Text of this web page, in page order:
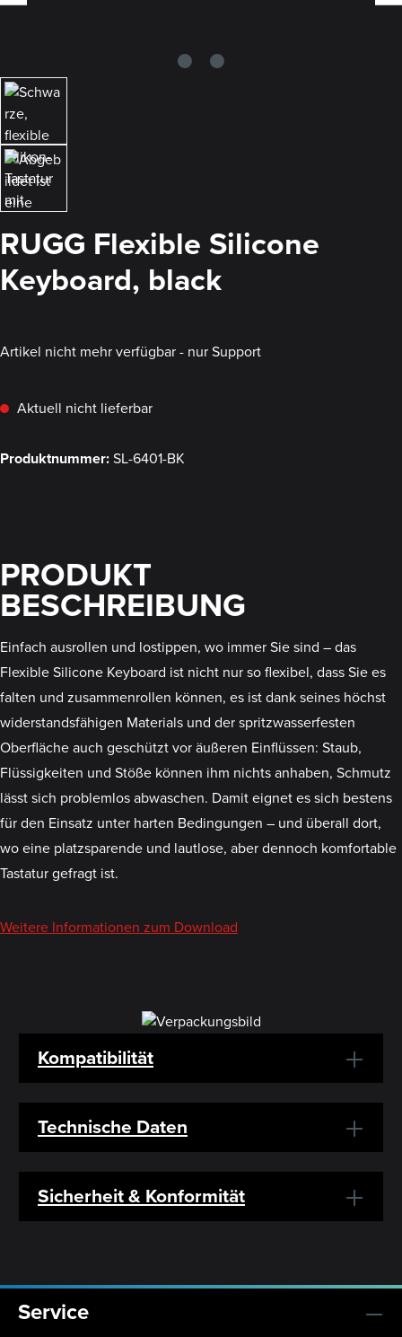
RUGG Flexible Silicone
Keyboard, black
Artikel nicht mehr verfügbar - nur Support
Aktuell nicht lieferbar
Produktnummer:SL-6401-BK
PRODUKT
BESCHREIBUNG
Einfach ausrollen und lostippen, wo immer Sie sind – das
Flexible Silicone Keyboard ist nicht nur so flexibel, dass Sie es
falten und zusammenrollen können, es ist dank seines höchst
widerstandsfähigen Materials und der spritzwasserfesten
Oberfläche auch geschützt vor äußeren Einflüssen: Staub,
Flüssigkeiten und Stöße können ihm nichts anhaben, Schmutz
lässt sich problemlos abwaschen. Damit eignet es sich bestens
für den Einsatz unter harten Bedingungen – und überall dort,
wo eine platzsparende und lautlose, aber dennoch komfortable
Tastatur gefragt ist.
Weitere Informationen zum Download
Kompatibilität
Technische Daten
Sicherheit & Konformität
Service